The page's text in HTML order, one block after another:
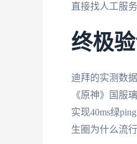
直接找人工服
终极
迪拜的实测数
《原神》国服
实现40ms绿
生圈为什么流